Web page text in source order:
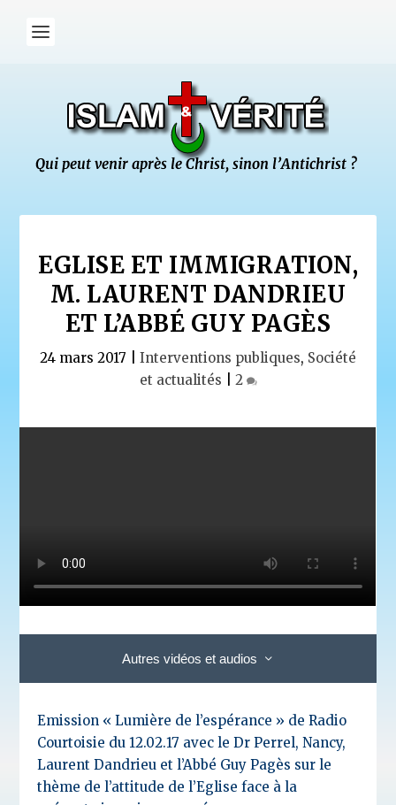
EGLISE ET IMMIGRATION,
M. LAURENT DANDRIEU
ET L’ABBÉ GUY PAGÈS
24 mars 2017 Interventions publiques, Société
et actualités
2
Autres vidéos et audios
Emission « Lumière de l’espérance » de Radio
Courtoisie du 12.02.17 avec le Dr Perrel, Nancy,
Laurent Dandrieu et l’Abbé Guy Pagès sur le
thème de l’attitude de l’Eglise face à la